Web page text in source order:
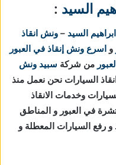
السيد :
السيد – ونش انقاذ
و اسرع ونش إنقاذ في العبور
من شركة سبيد ونش
السيارات نحن نعمل منذ
وخدمات الانقاذ
في العبور و المناطق
و رفع السيارات المعطلة و